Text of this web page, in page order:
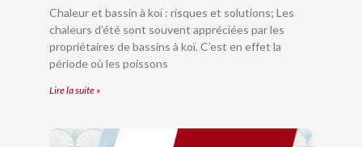
Chaleur et bassin à koï : risques et solutions; Les
chaleurs d’été sont souvent appréciées par les
propriétaires de bassins à koï. C’est en effet la
période où les poissons
Lire la suite »